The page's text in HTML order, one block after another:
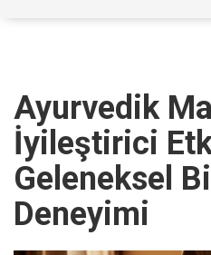
Ayurvedik
İyileştirici
Geleneksel
Deneyimi